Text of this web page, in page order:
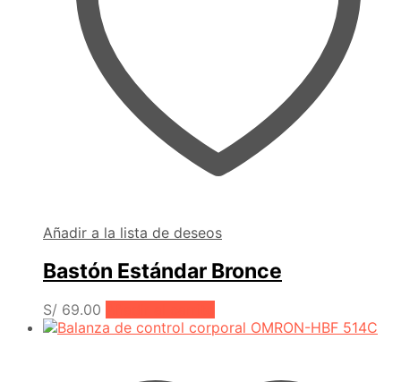
Añadir a la lista de deseos
Bastón Estándar Bronce
S/ 69.00